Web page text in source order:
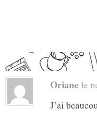
Oriane le
J’ai